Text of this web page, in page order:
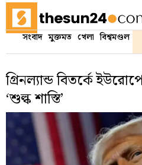
সংবাদ মুক্তমত খেলা বিশ্বমণ্ডল
গ্রিনল্যান্ড বিতর্কে
‘শুল্ক শাস্তি’